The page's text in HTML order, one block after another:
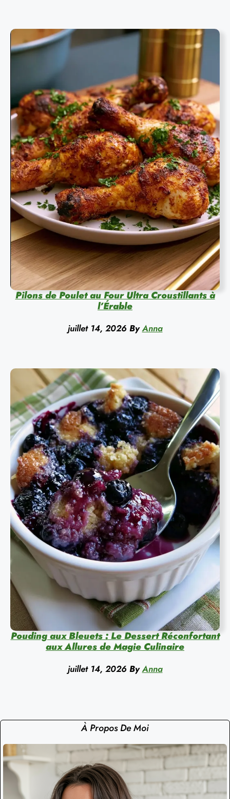
Pilons de Poulet au Four Ultra Croustillants à
l’Érable
juillet 14, 2026 By Anna
Pouding aux Bleuets : Le Dessert Réconfortant
aux Allures de Magie Culinaire
juillet 14, 2026 By Anna
À Propos De Moi